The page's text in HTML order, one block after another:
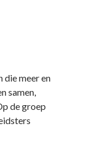
die meer en
samen,
de groep